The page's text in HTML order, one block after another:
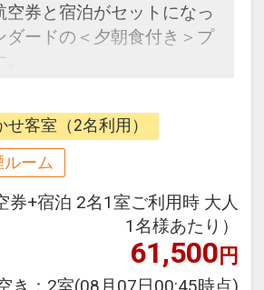
空券と宿泊がセットになっ
ダードの＜夕朝食付き＞プ
ナミックパッケージだか
滞在はもちろん周遊旅行
！
中の1泊だけの宿泊や延
泊なども自由自在です。
レージ会員の方にはフライ
が50%貯まります。
せ客室（2名利用）
ルーム
券+宿泊 2名1室ご利用時 大人
1名様あたり）
61,500円
き： 2室(08月07日00:45時点)